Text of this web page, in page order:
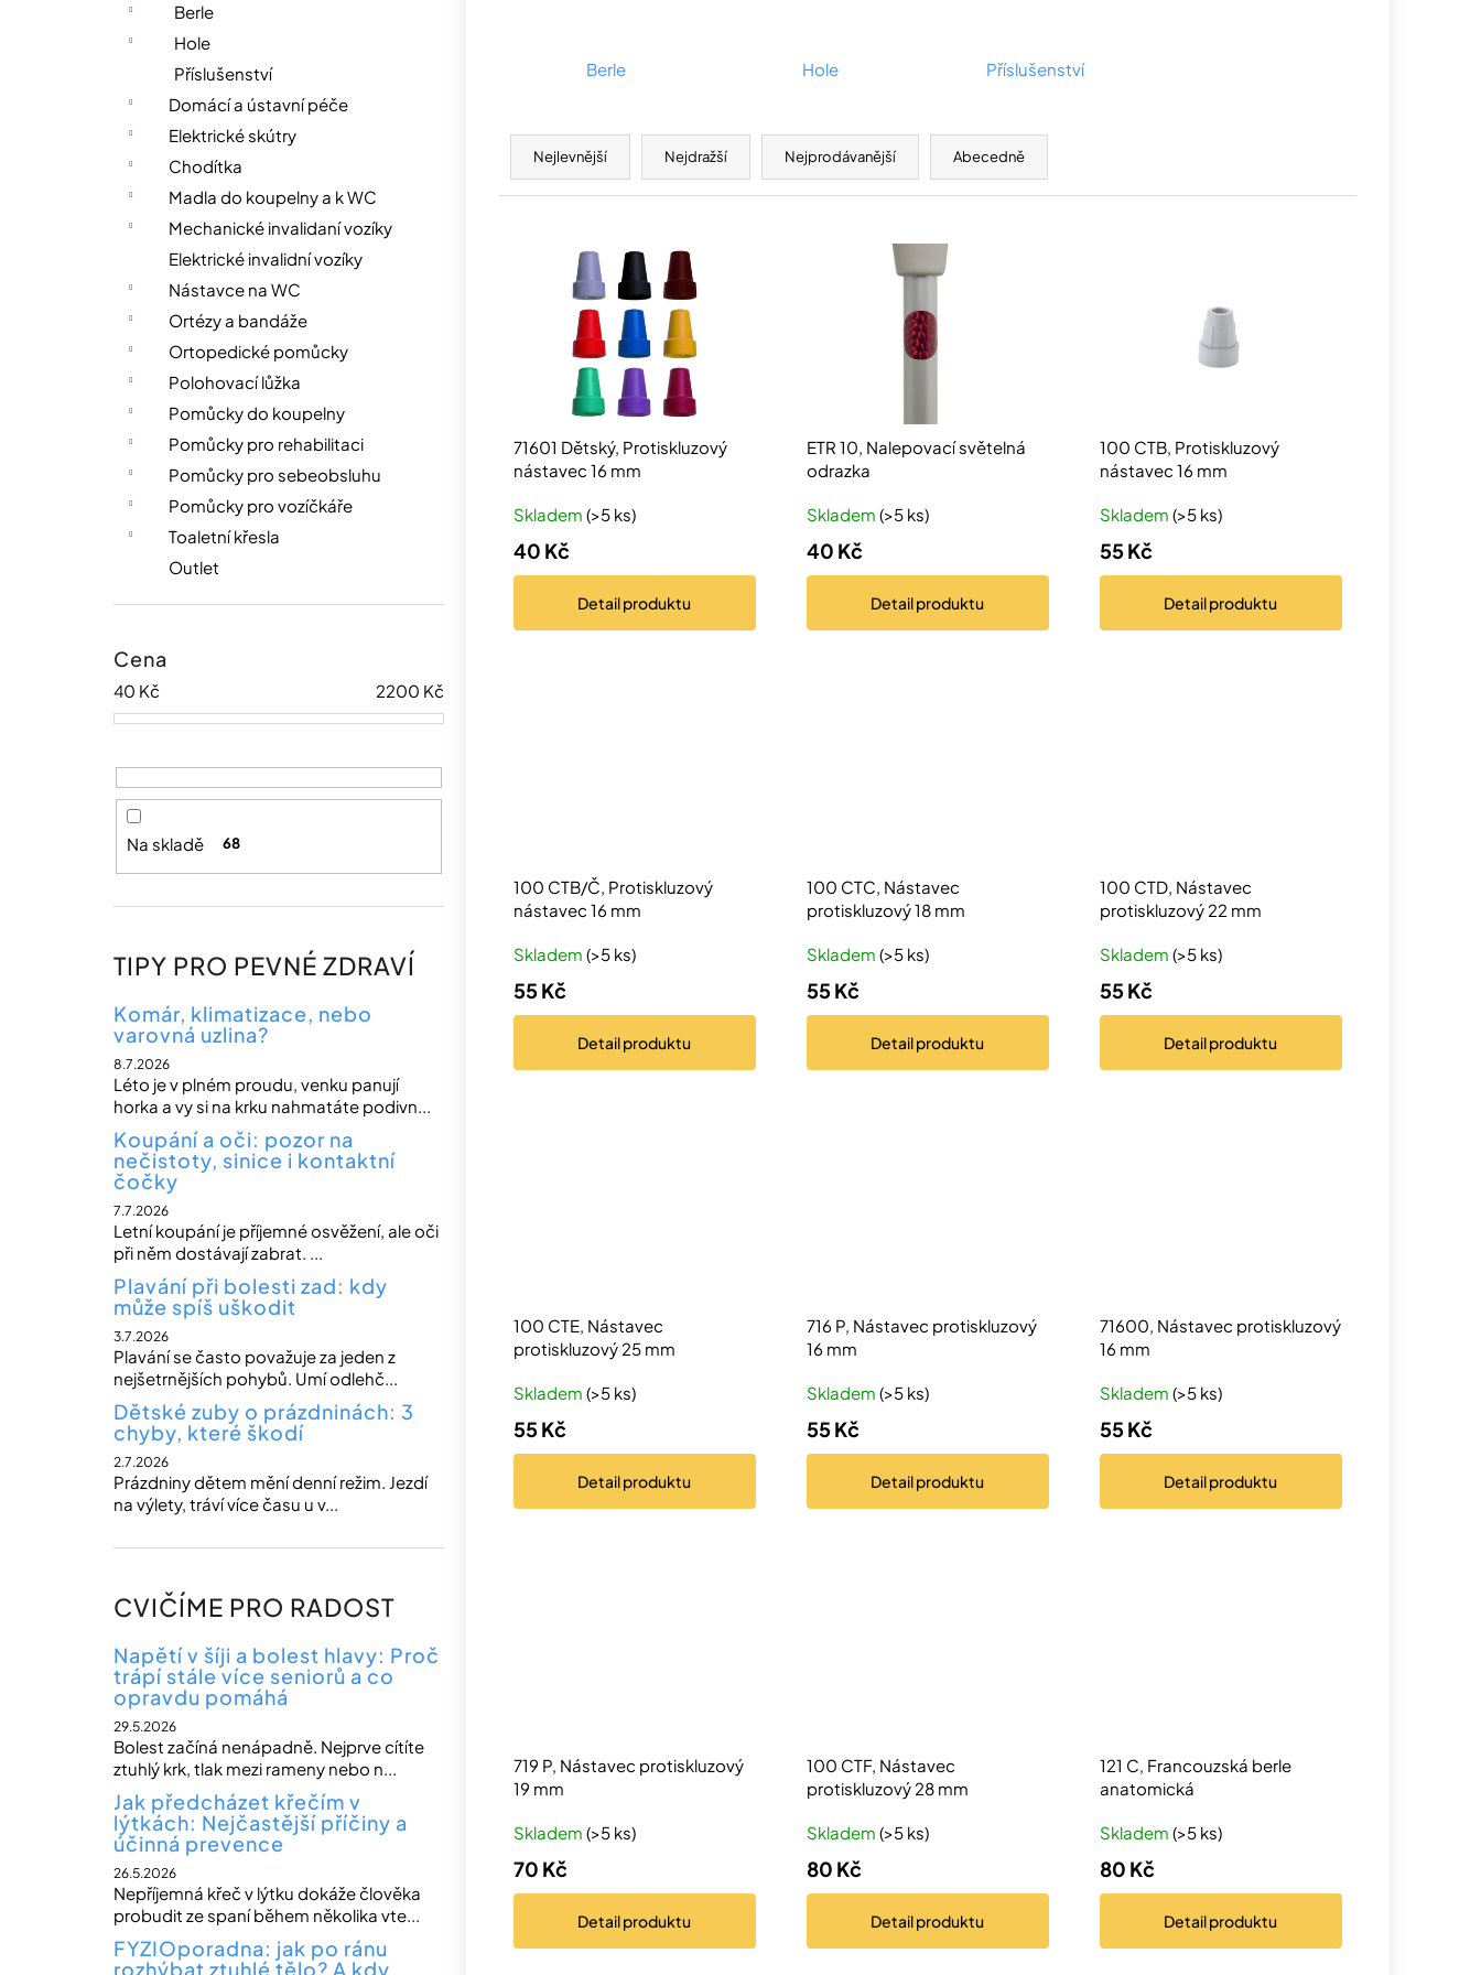
Berle
Hole
Příslušenství
Domácí a ústavní péče
Elektrické skútry
Chodítka
Madla do koupelny a k WC
Mechanické invalidaní vozíky
Elektrické invalidní vozíky
Nástavce na WC
Ortézy a bandáže
Ortopedické pomůcky
Polohovací lůžka
Pomůcky do koupelny
Pomůcky pro rehabilitaci
Pomůcky pro sebeobsluhu
Pomůcky pro vozíčkáře
Toaletní křesla
Outlet
Cena
40 Kč 2200 Kč
Na skladě 68
TIPY PRO PEVNÉ ZDRAVÍ
Komár, klimatizace, nebo
varovná uzlina?
8.7.2026
Léto je v plném proudu, venku panují
horka a vy si na krku nahmatáte podivn...
Koupání a oči: pozor na
nečistoty, sinice i kontaktní
čočky
7.7.2026
Letní koupání je příjemné osvěžení, ale oči
při něm dostávají zabrat. ...
Plavání při bolesti zad: kdy
může spíš uškodit
3.7.2026
Plavání se často považuje za jeden z
nejšetrnějších pohybů. Umí odlehč...
Dětské zuby o prázdninách: 3
chyby, které škodí
2.7.2026
Prázdniny dětem mění denní režim. Jezdí
na výlety, tráví více času u v...
CVIČÍME PRO RADOST
Napětí v šíji a bolest hlavy: Proč
trápí stále více seniorů a co
opravdu pomáhá
29.5.2026
Bolest začíná nenápadně. Nejprve cítíte
ztuhlý krk, tlak mezi rameny nebo n...
Jak předcházet křečím v
lýtkách: Nejčastější příčiny a
účinná prevence
26.5.2026
Nepříjemná křeč v lýtku dokáže člověka
probudit ze spaní během několika vte...
FYZIOporadna: jak po ránu
rozhýbat ztuhlé tělo? A kdy
Berle Hole Příslušenství
Ř
z
u
k
Nejlevnější Nejdražší Nejprodávanější Abecedně
o
d
u
71601 Dětský, Protiskluzový
nástavec 16 mm
Skladem(>5 ks)
40 Kč
Detailproduktu
ETR 10, Nalepovací světelná
odrazka
Skladem(>5 ks)
40 Kč
Detailproduktu
100 CTB, Protiskluzový
nástavec 16 mm
Skladem(>5 ks)
55 Kč
Detailproduktu
100 CTB/Č, Protiskluzový
nástavec 16 mm
Skladem(>5 ks)
55 Kč
Detailproduktu
100 CTC, Nástavec
protiskluzový 18 mm
Skladem(>5 ks)
55 Kč
Detailproduktu
100 CTD, Nástavec
protiskluzový 22 mm
Skladem(>5 ks)
55 Kč
Detailproduktu
100 CTE, Nástavec
protiskluzový 25 mm
Skladem(>5 ks)
55 Kč
Detailproduktu
716 P, Nástavec protiskluzový
16 mm
Skladem(>5 ks)
55 Kč
Detailproduktu
71600, Nástavec protiskluzový
16 mm
Skladem(>5 ks)
55 Kč
Detailproduktu
719 P, Nástavec protiskluzový
19 mm
Skladem(>5 ks)
70 Kč
Detailproduktu
100 CTF, Nástavec
protiskluzový 28 mm
Skladem(>5 ks)
80 Kč
Detailproduktu
121 C, Francouzská berle
anatomická
Skladem(>5 ks)
80 Kč
Detailproduktu